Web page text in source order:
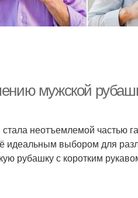
мужской
неотъемлемой частью
идеальным выбором для
рубашку с коротким